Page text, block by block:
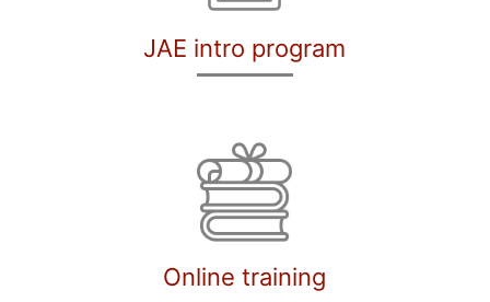
JAE intro program
Online training